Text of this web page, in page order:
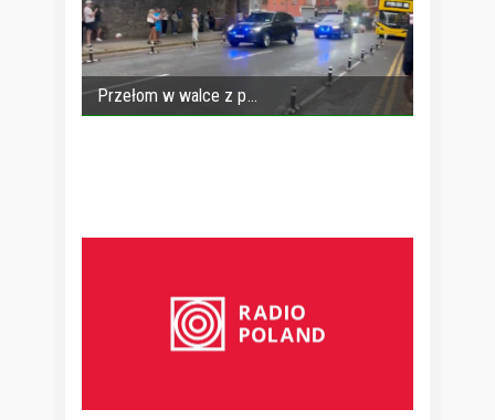
Przełom w walce z p